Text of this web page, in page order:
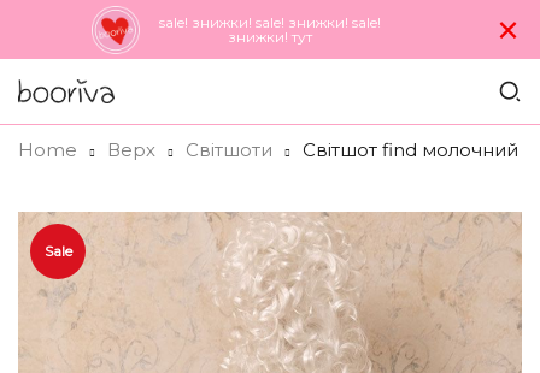
sale! знижки! sale! знижки! sale!
знижки! тут
×
Home Верх Світшоти Світшот find молочний
Sale